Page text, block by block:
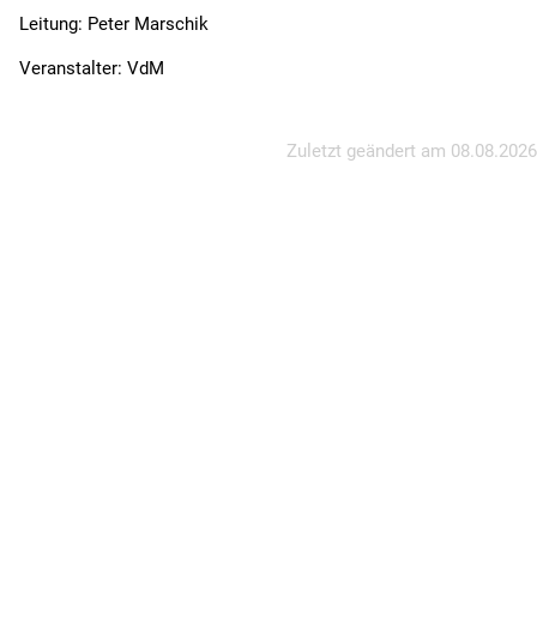
Leitung: Peter Marschik
Veranstalter: VdM
Zuletzt geändert am 08.08.2026